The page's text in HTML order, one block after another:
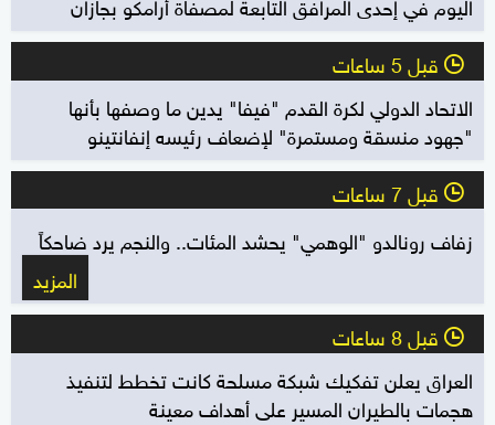
l قبل 5 ساعات
الاتحاد الدولي لكرة القدم "فيفا" يدين ما وصفها بأنها
"جهود منسقة ومستمرة" لإضعاف رئيسه إنفانتينو
l قبل 7 ساعات
زفاف رونالدو "الوهمي" يحشد المئات.. والنجم يرد ضاحكاً
المزيد
l قبل 8 ساعات
العراق يعلن تفكيك شبكة مسلحة كانت تخطط لتنفيذ
هجمات بالطيران المسير على أهداف معينة